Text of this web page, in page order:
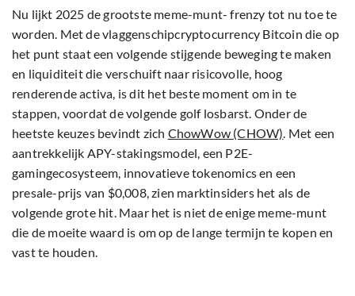
Nu lijkt 2025 de grootste meme-munt- frenzy tot nu toe te
worden. Met de vlaggenschipcryptocurrency Bitcoin die op
het punt staat een volgende stijgende beweging te maken
en liquiditeit die verschuift naar risicovolle, hoog
renderende activa, is dit het beste moment om in te
stappen, voordat de volgende golf losbarst. Onder de
heetste keuzes bevindt zich ChowWow (CHOW). Met een
aantrekkelijk APY-stakingsmodel, een P2E-
gamingecosysteem, innovatieve tokenomics en een
presale-prijs van $0,008, zien marktinsiders het als de
volgende grote hit. Maar het is niet de enige meme-munt
die de moeite waard is om op de lange termijn te kopen en
vast te houden.